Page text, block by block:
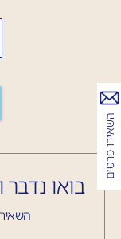
השאירו פרטים
עשויים
בואו נדבר